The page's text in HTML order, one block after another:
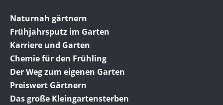
Naturnah gärtnern
Frühjahrsputz im Garten
Karriere und Garten
Chemie für den Frühling
Der Weg zum eigenen Garten
Preiswert Gärtnern
Das große Kleingartensterben